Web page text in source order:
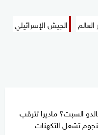
العالم
الجيش الإسرائيلي
السبت؟ ماديرا تترقب
تشعل التكهنات